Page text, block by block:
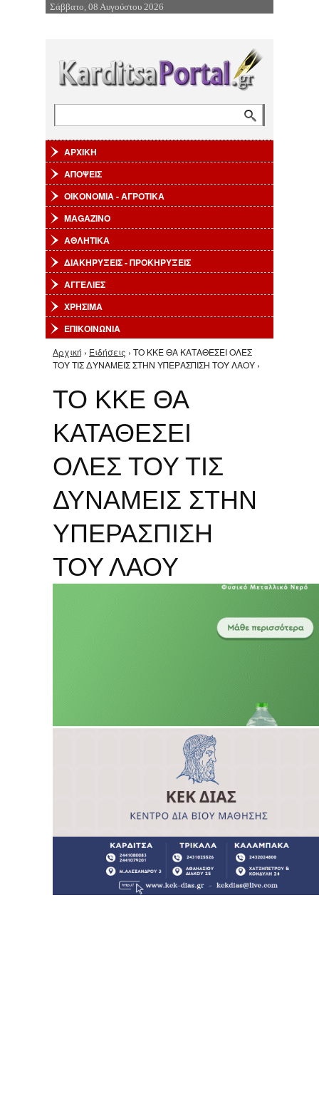
Επιστροφή στην Πλοήγηση
Σάββατο, 08 Αυγούστου 2026
ΑΡΧΙΚΗ
ΑΠΟΨΕΙΣ
ΟΙΚΟΝΟΜΙΑ - ΑΓΡΟΤΙΚΑ
MAGAZINO
ΑΘΛΗΤΙΚΑ
ΔΙΑΚΗΡΥΞΕΙΣ - ΠΡΟΚΗΡΥΞΕΙΣ
ΑΓΓΕΛΙΕΣ
ΧΡΗΣΙΜΑ
ΕΠΙΚΟΙΝΩΝΙΑ
Είστε εδώ
Αρχική › Ειδήσεις › ΤΟ ΚΚΕ ΘΑ ΚΑΤΑΘΕΣΕΙ ΟΛΕΣ
ΤΟΥ ΤΙΣ ΔΥΝΑΜΕΙΣ ΣΤΗΝ ΥΠΕΡΑΣΠΙΣΗ ΤΟΥ ΛΑΟΥ ›
ΤΟ ΚΚΕ ΘΑ
ΚΑΤΑΘΕΣΕΙ
ΟΛΕΣ ΤΟΥ ΤΙΣ
ΔΥΝΑΜΕΙΣ ΣΤΗΝ
ΥΠΕΡΑΣΠΙΣΗ
ΤΟΥ ΛΑΟΥ